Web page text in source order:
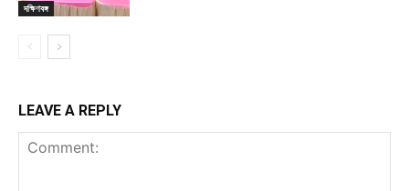
দক্ষিণবঙ্গ
LEAVE A REPLY